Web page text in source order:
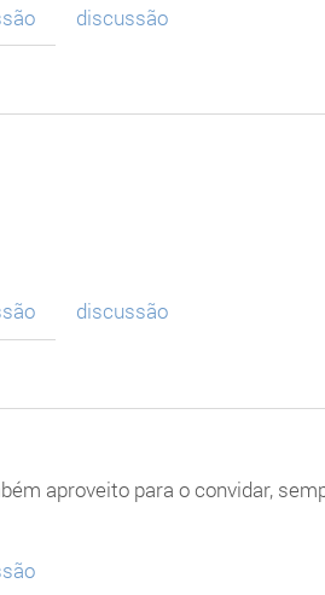
discussão
discussão
aproveito para o convidar,